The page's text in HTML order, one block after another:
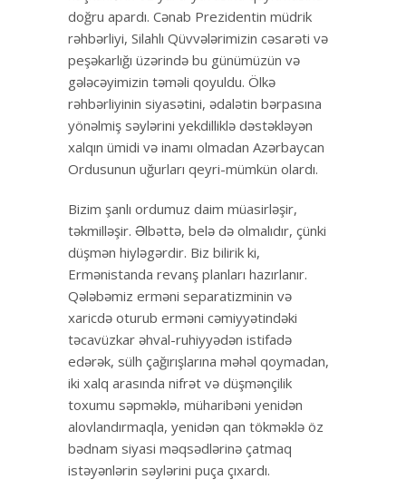
doğru apardı. Cənab Prezidentin müdrik
rəhbərliyi, Silahlı Qüvvələrimizin cəsarəti və
peşəkarlığı üzərində bu günümüzün və
gələcəyimizin təməli qoyuldu. Ölkə
rəhbərliyinin siyasətini, ədalətin bərpasına
yönəlmiş səylərini yekdilliklə dəstəkləyən
xalqın ümidi və inamı olmadan Azərbaycan
Ordusunun uğurları qeyri-mümkün olardı.
Bizim şanlı ordumuz daim müasirləşir,
təkmilləşir. Əlbəttə, belə də olmalıdır, çünki
düşmən hiyləgərdir. Biz bilirik ki,
Ermənistanda revanş planları hazırlanır.
Qələbəmiz erməni separatizminin və
xaricdə oturub erməni cəmiyyətindəki
təcavüzkar əhval-ruhiyyədən istifadə
edərək, sülh çağırışlarına məhəl qoymadan,
iki xalq arasında nifrət və düşmənçilik
toxumu səpməklə, müharibəni yenidən
alovlandırmaqla, yenidən qan tökməklə öz
bədnam siyasi məqsədlərinə çatmaq
istəyənlərin səylərini puça çıxardı.